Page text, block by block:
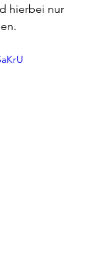
hierbei nur